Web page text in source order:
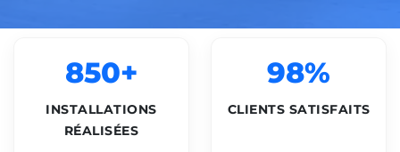
850+
INSTALLATIONS
RÉALISÉES
98%
CLIENTS SATISFAITS